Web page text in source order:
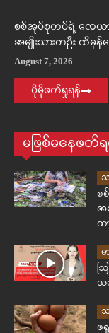
စစ်အုပ်စုတပ်ရဲ့ လေယာ
အမျိုးသားတဦး ထိမှန်
August 7, 2026
ပိုမိုဖတ်ရှုရန်
မဖြစ်မနေဖတ်
စ
အ
ထ
ဩ
သ
ဖ